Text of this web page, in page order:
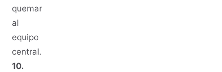
quemar
al
equipo
central.
10.